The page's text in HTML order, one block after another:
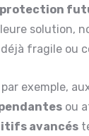
protection
solution,
fragile ou
exemple,
ou
avancés